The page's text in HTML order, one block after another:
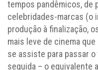
tempos pandêmicos, de
celebridades-marcas (o
produção à finalização,
mais leve de cinema
se assiste para passar
seguida – o equivalente